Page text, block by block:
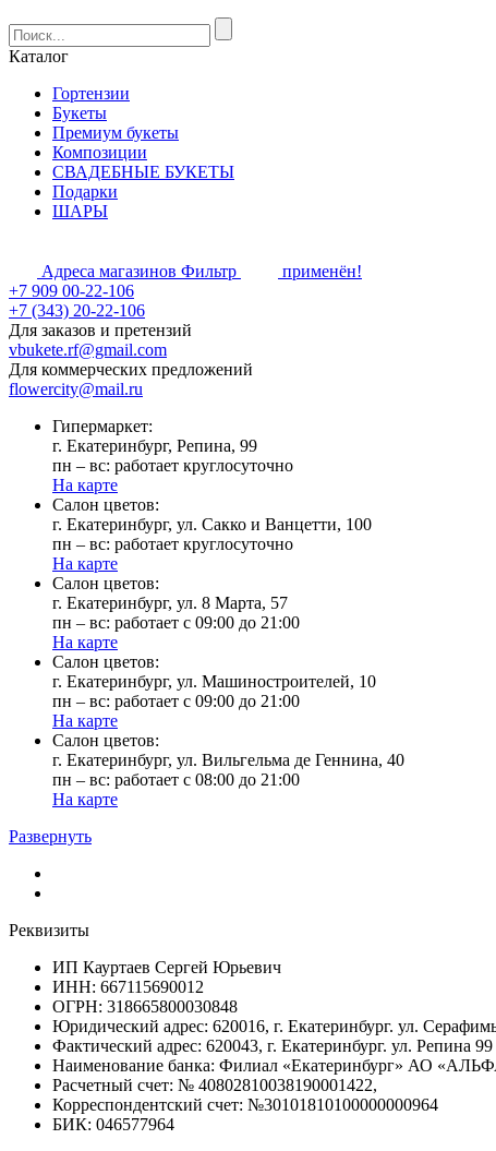
Каталог
Гортензии
Букеты
Премиум букеты
Композиции
СВАДЕБНЫЕ БУКЕТЫ
Подарки
ШАРЫ
Адреса магазинов Фильтр
применён!
+7 909 00-22-106
+7 (343) 20-22-106
Для заказов и претензий
vbukete.rf@gmail.com
Для коммерческих предложений
flowercity@mail.ru
Гипермаркет:
г. Екатеринбург, Репина, 99
пн – вс: работает круглосуточно
На карте
Cалон цветов:
г. Екатеринбург, ул. Сакко и Ванцетти, 100
пн – вс: работает круглосуточно
На карте
Cалон цветов:
г. Екатеринбург, ул. 8 Марта, 57
пн – вс: работает с 09:00 до 21:00
На карте
Cалон цветов:
г. Екатеринбург, ул. Машиностроителей, 10
пн – вс: работает с 09:00 до 21:00
На карте
Cалон цветов:
г. Екатеринбург, ул. Вильгельма де Геннина, 40
пн – вс: работает с 08:00 до 21:00
На карте
Развернуть
Реквизиты
ИП Кауртаев Сергей Юрьевич
ИНН: 667115690012
ОГРН: 318665800030848
Юридический адрес: 620016, г. Екатеринбург. ул.
Фактический адрес: 620043, г. Екатеринбург. ул. Репина 99
Наименование банка: Филиал «Екатеринбург» АО
Расчетный счет: № 40802810038190001422,
Корреспондентский счет: №30101810100000000964
БИК: 046577964